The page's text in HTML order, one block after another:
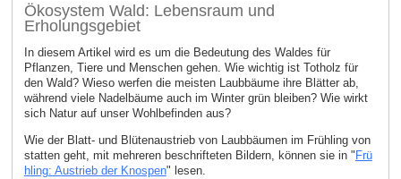
Ökosystem Wald: Lebensraum und
Erholungsgebiet
In diesem Artikel wird es um die Bedeutung des Waldes für
Pflanzen, Tiere und Menschen gehen. Wie wichtig ist Totholz für
den Wald? Wieso werfen die meisten Laubbäume ihre Blätter ab,
während viele Nadelbäume auch im Winter grün bleiben? Wie wirkt
sich Natur auf unser Wohlbefinden aus?
Wie der Blatt- und Blütenaustrieb von Laubbäumen im Frühling von
statten geht, mit mehreren beschrifteten Bildern, können sie in " Frü
hling: Austrieb der Knospen" lesen.